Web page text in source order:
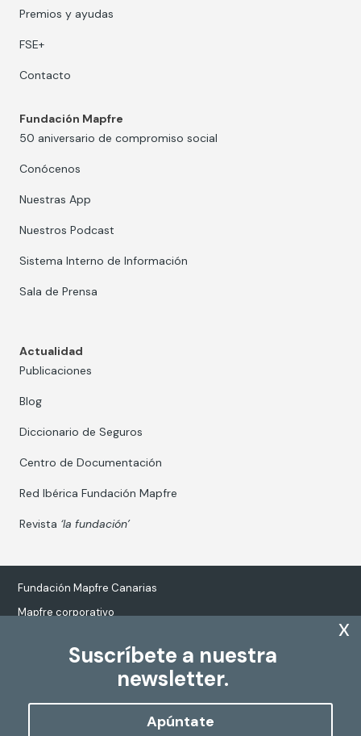
Suscríbete a nuestra
newsletter.
Apúntate
x
Premios y ayudas
FSE+
Contacto
Fundación Mapfre
50 aniversario de compromiso social
Conócenos
Nuestras App
Nuestros Podcast
Sistema Interno de Información
Sala de Prensa
Actualidad
Publicaciones
Blog
Diccionario de Seguros
Centro de Documentación
Red Ibérica Fundación Mapfre
Revista ‘la fundación’
Fundación Mapfre Canarias
Mapfre corporativo
Tratamiento de datos personales
Política de Cookies